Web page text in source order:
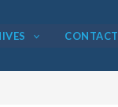
CONTACT